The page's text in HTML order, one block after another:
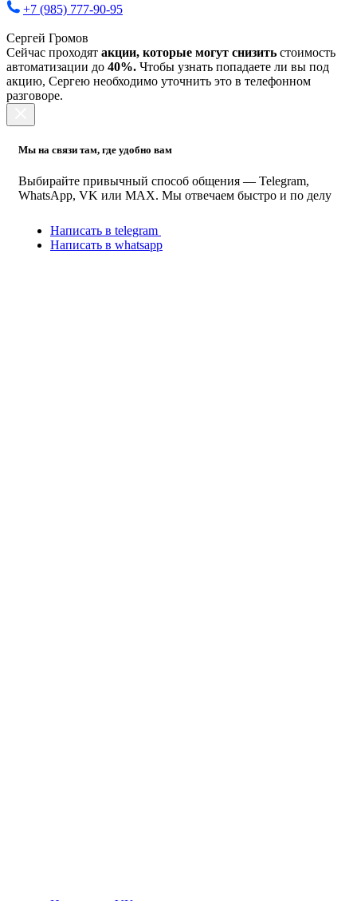
+7 (985) 777-90-95
Сергей Громов
Сейчас проходят акции, которые могут снизить стоимость
автоматизации до 40%. Чтобы узнать попадаете ли вы под
акцию, Сергею необходимо уточнить это в телефонном
разговоре.
Мы на связи там, где удобно вам
Выбирайте привычный способ общения — Telegram,
WhatsApp, VK или MAX. Мы отвечаем быстро и по делу
Написать в telegram
Написать в whatsapp